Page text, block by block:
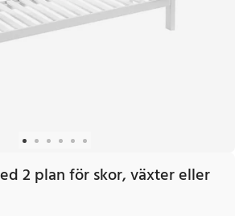
2 plan för skor, växter eller